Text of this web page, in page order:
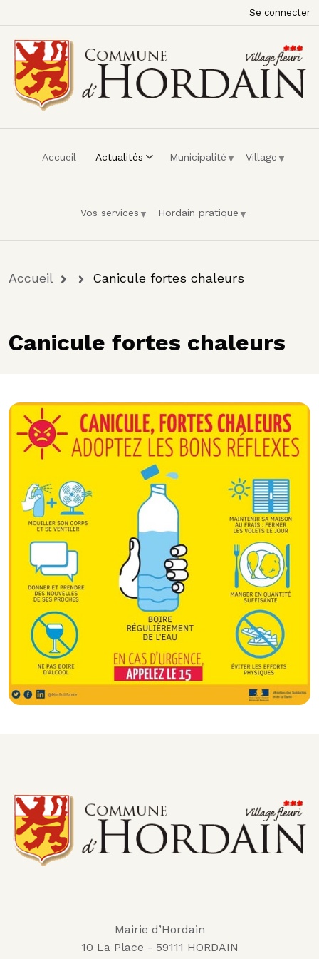
Menu du compte de l'utilisateur
Se connecter
Accueil Actualités Municipalité Village
Vos services Hordain pratique
Fil d'Ariane
Accueil Canicule fortes chaleurs
Canicule fortes chaleurs
Mairie d’Hordain
10 La Place - 59111 HORDAIN